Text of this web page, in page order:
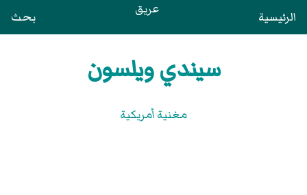
الرئيسية عريق بحث
سيندي ويلسون
مغنية أمريكية